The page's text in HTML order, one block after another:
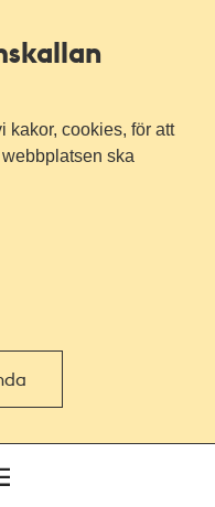
kakor, cookies, för att
ska